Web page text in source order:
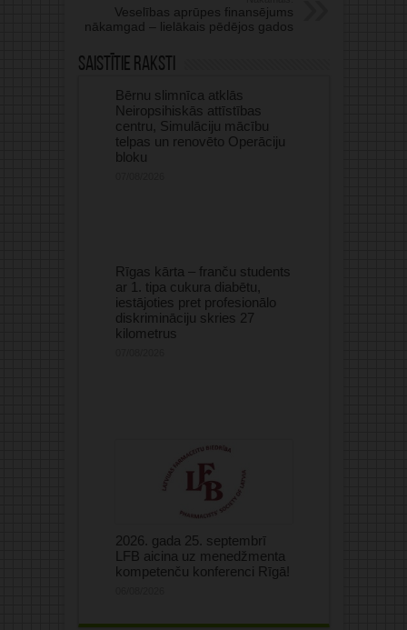
Veselības aprūpes finansējums
nākamgad – lielākais pēdējos gados
Saistītie raksti
Bērnu slimnīca atklās
Neiropsihiskās attīstības
centru, Simulāciju mācību
telpas un renovēto Operāciju
bloku
Rīgas kārta – franču students
ar 1. tipa cukura diabētu,
iestājoties pret profesionālo
diskrimināciju skries 27
kilometrus
2026. gada 25. septembrī
LFB aicina uz menedžmenta
kompetenču konferenci Rīgā!